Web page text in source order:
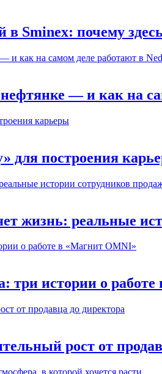
Sminex: почему
— и как на
для построения
жизнь: реальные
три истории о
рост от